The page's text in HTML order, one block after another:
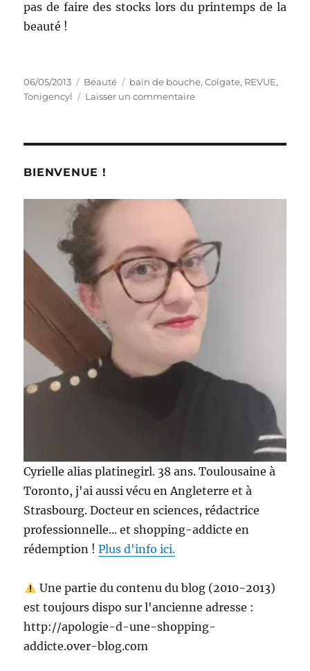
pas de faire des stocks lors du printemps de la
beauté !
Publié
le
06/05/2013 Catégories
Beauté Étiquettes
bain de bouche,Colgate, REVUE,
Tonigencyl
Laisser un commentairesur
3
Bain
de
bouche
Multi-
et
Tonigencyl
Colgate
BIENVENUE !
Cyrielle alias platinegirl. 38 ans. Toulousaine à
Toronto, j'ai aussi vécu en Angleterre et à
Strasbourg. Docteur en sciences, rédactrice
professionnelle... et shopping-addicte en
rédemption !Plus d'info ici.
Une partie du contenu du blog (2010-2013)
est toujours dispo sur l'ancienne adresse :
http://apologie-d-une-shopping-
addicte.over-blog.com